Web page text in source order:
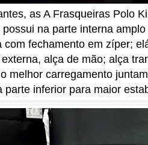
as A Frasqueiras Polo
na parte interna
fechamento em zíper;
alça de mão; alça
melhor carregamento
parte inferior para maior